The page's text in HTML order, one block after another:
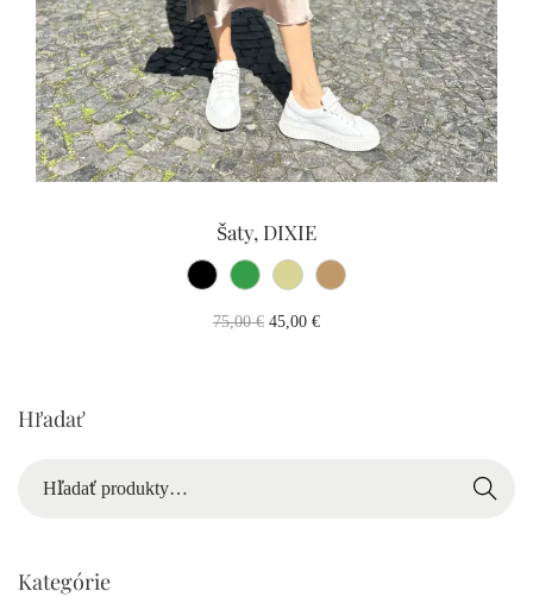
Šaty, DIXIE
75,00€ 45,00 €
Hľadať
Hľadať
Kategórie